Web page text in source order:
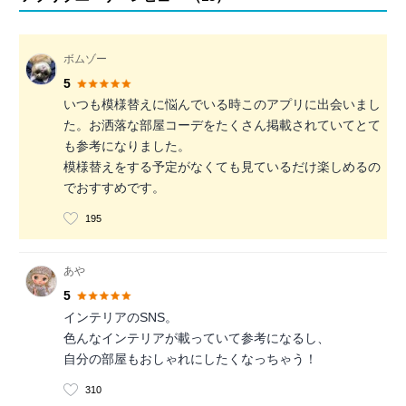
ボムゾー
5
いつも模様替えに悩んでいる時このアプリに出会いまし
た。お洒落な部屋コーデをたくさん掲載されていてとて
も参考になりました。
模様替えをする予定がなくても見ているだけ楽しめるの
でおすすめです。
195
あや
5
インテリアのSNS。
色んなインテリアが載っていて参考になるし、
自分の部屋もおしゃれにしたくなっちゃう！
310